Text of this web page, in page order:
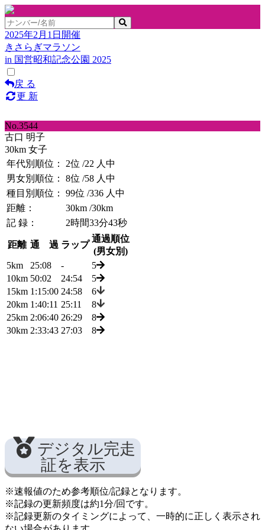
2025年2月1日開催
きさらぎマラソン
in 国営昭和記念公園 2025
戻 る
更 新
No.3544
古口 明子
30km 女子
年代別順位：
2位 /22 人中
男女別順位：
8位 /58 人中
種目別順位：
99位 /336 人中
距離：
30km /30km
記 録：
2時間33分43秒
距離 通 過 ラップ
通過順位
(男女別)
5km
25:08 -
5
10km 50:02 24:54
5
15km 1:15:00 24:58
6
20km 1:40:11 25:11
8
25km 2:06:40 26:29
8
30km 2:33:43 27:03 8
デジタル完走
証を表示
※速報値のため参考順位/記録となります。
※記録の更新頻度は約1分/回です。
※記録更新のタイミングによって、一時的に正しく表示され